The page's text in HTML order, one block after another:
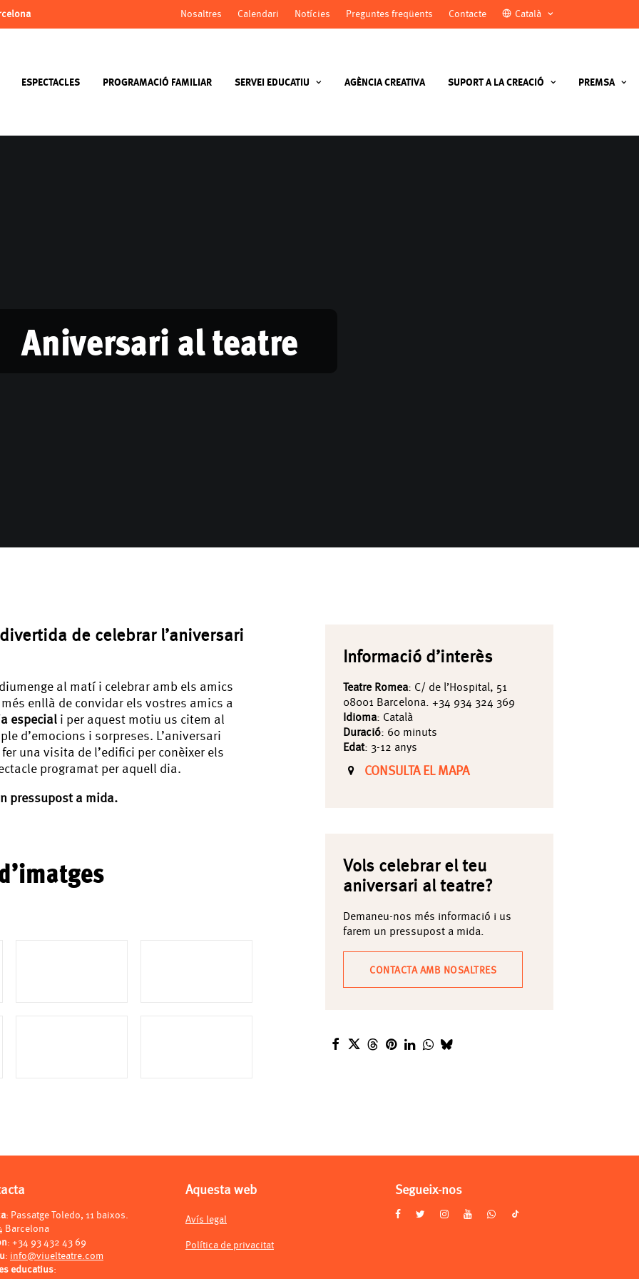
Nosaltres Calendari Notícies Preguntes freqüents Contacte Català
ESPECTACLES PROGRAMACIÓ FAMILIAR SERVEI EDUCATIU AGÈNCIA CREATIVA SUPORT A LA CREACIÓ PREMSA
Aniversari al teatre
de celebrar l’aniversari
al matí i celebrar amb els amics
enllà de convidar els vostres amics a
especiali per aquest motiu us citem al
d’emocions i sorpreses. L’aniversari
una visita de l’edifici per conèixer els
programat per aquell dia.
pressupost a mida.
Informació d’interès
Teatre Romea: C/ de l’Hospital, 51
08001 Barcelona. +34 934 324 369
Idioma: Català
Duració: 60 minuts
Edat: 3-12 anys
CONSULTA EL MAPA
Vols celebrar el teu
aniversari al teatre?
Demaneu-nos més informació i us
farem un pressupost a mida.
CONTACTA AMB NOSALTRES
: Passatge Toledo, 11 baixos.
Barcelona
: +34 93 432 43 69
: info@viuelteatre.com
educatius:
Aquesta web
Avís legal
Política de privacitat
Segueix-nos